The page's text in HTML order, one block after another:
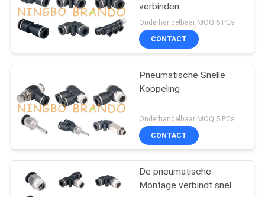
verbinden
Onderhandelbaar MOQ:5 PCs
CONTACT
Pneumatische Snelle
Koppeling
Onderhandelbaar MOQ:5 PCs
CONTACT
De pneumatische
Montage verbindt snel